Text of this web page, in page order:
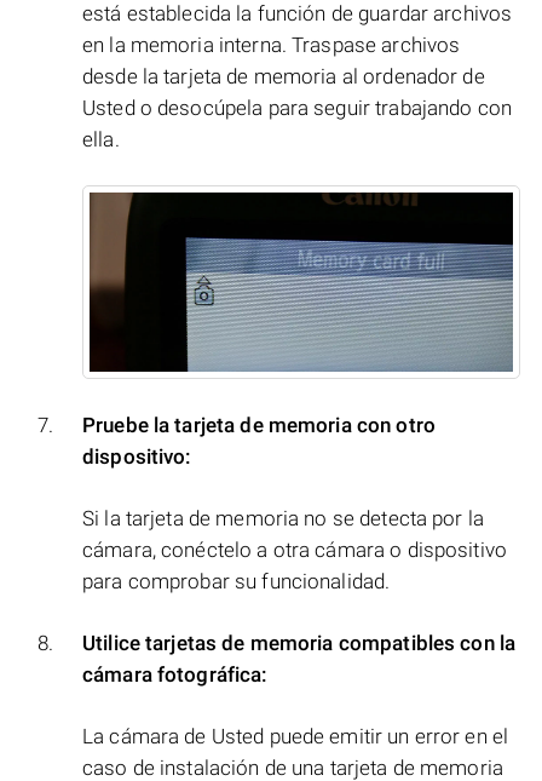
está establecida la función de guardar archivos
en la memoria interna. Traspase archivos
desde la tarjeta de memoria al ordenador de
Usted o desocúpela para seguir trabajando con
ella.
Pruebe la tarjeta de memoria con otro
dispositivo:
Si la tarjeta de memoria no se detecta por la
cámara, conéctelo a otra cámara o dispositivo
para comprobar su funcionalidad.
Utilice tarjetas de memoria compatibles con la
cámara fotográfica:
La cámara de Usted puede emitir un error en el
caso de instalación de una tarjeta de memoria